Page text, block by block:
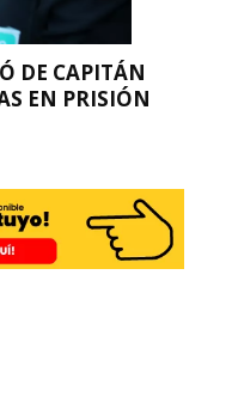
DE CAPITÁN
EN PRISIÓN